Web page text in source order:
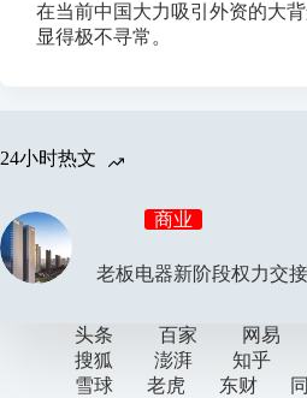
在当前中国大力吸引外资的大
显得极不寻常。
24小时热文
商业
老板电器新阶段权力交
头条 百家 网易
搜狐
澎湃 知乎
雪球
老虎 东财